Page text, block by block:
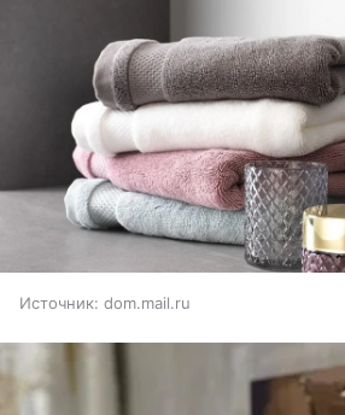
Источник: dom.mail.ru